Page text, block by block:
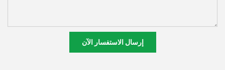
إرسال الاستفسار الآن